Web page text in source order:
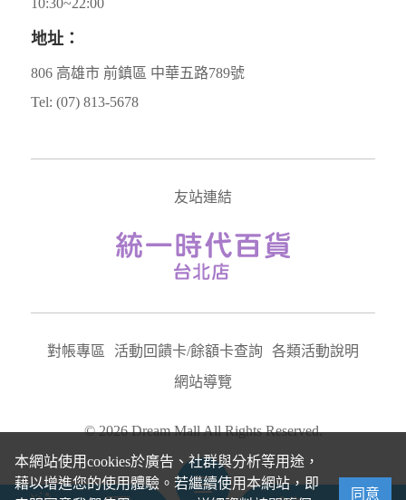
本網站使用cookies於廣告、社群與分析等用途，
藉以增進您的使用體驗。若繼續使用本網站，即
同意
地址：
806 高雄市 前鎮區 中華五路789號
Tel: (07) 813-5678
友站連結
對帳專區 活動回饋卡/餘額卡查詢
各類活動說明
網站導覽
© 2026 Dream Mall All Rights Reserved.